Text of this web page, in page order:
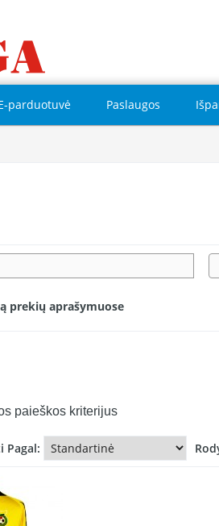
parduotuvė Paslaugos
prekių aprašymuose
paieškos kriterijus
Pagal: